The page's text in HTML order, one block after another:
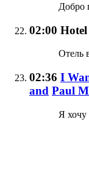
Добро
02:00
Отель
02:36 I
and Paul
Я